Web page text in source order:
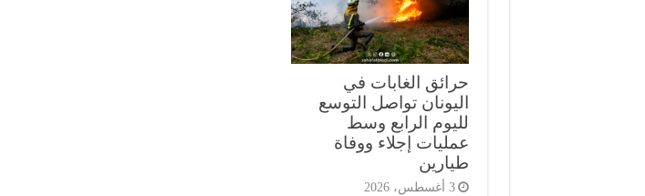
حرائق الغابات في
اليونان تواصل التوسع
لليوم الرابع وسط
عمليات إجلاء ووفاة
طيارين
3 أغسطس، 2026